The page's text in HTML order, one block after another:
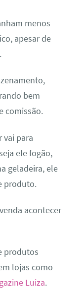
menos
apesar de
bem
comissão.
vai para
ele fogão,
geladeira, ele
produto.
acontecer
produtos
lojas como
Luiza.